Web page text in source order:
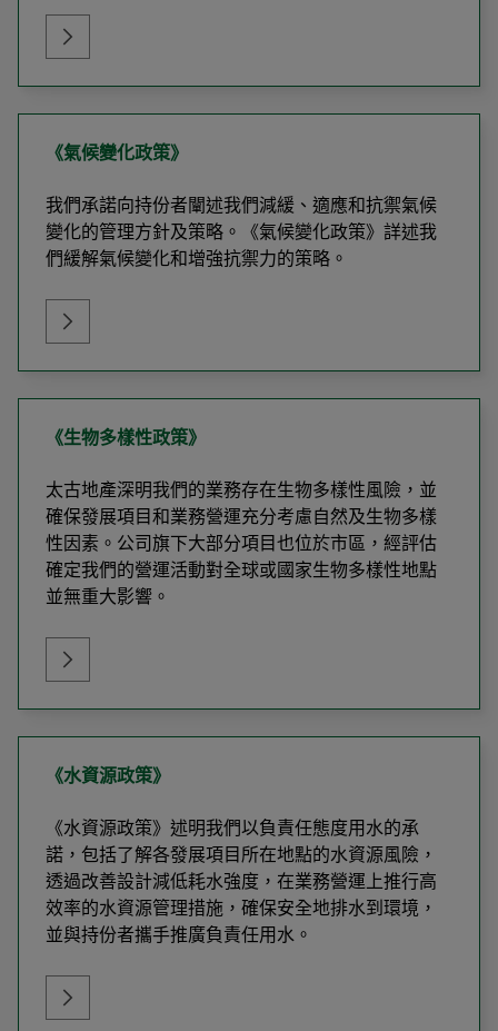
《氣候變化政策》
我們承諾向持份者闡述我們減緩、適應和抗禦氣候
變化的管理方針及策略。《氣候變化政策》詳述我
們緩解氣候變化和增強抗禦力的策略。
《生物多樣性政策》
太古地產深明我們的業務存在生物多樣性風險，並
確保發展項目和業務營運充分考慮自然及生物多樣
性因素。公司旗下大部分項目也位於市區，經評估
確定我們的營運活動對全球或國家生物多樣性地點
並無重大影響。
《水資源政策》
《水資源政策》述明我們以負責任態度用水的承
諾，包括了解各發展項目所在地點的水資源風險，
透過改善設計減低耗水強度，在業務營運上推行高
效率的水資源管理措施，確保安全地排水到環境，
並與持份者攜手推廣負責任用水。